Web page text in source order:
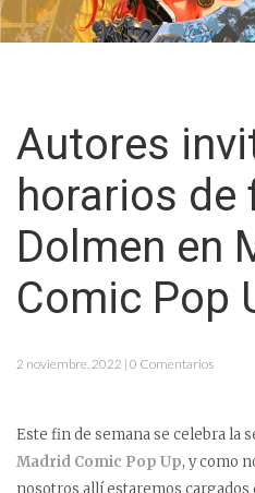
Autores
horarios de
Dolmen en
Comic Pop
2 noviembre, 2022 | 0 Comentarios
Este fin de semana se celebra la
Madrid Comic Pop Up, y como
nosotros allí estaremos cargados